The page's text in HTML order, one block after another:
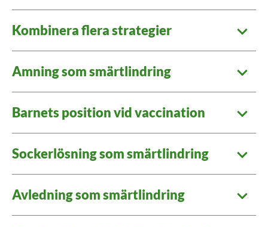
Kombinera flera strategier
Amning som smärtlindring
Barnets position vid vaccination
Sockerlösning som smärtlindring
Avledning som smärtlindring